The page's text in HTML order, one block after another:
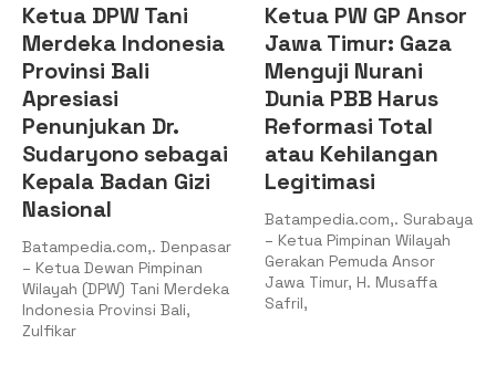
Ketua DPW Tani
Merdeka Indonesia
Provinsi Bali
Apresiasi
Penunjukan Dr.
Sudaryono sebagai
Kepala Badan Gizi
Nasional
Batampedia.com,. Denpasar
– Ketua Dewan Pimpinan
Wilayah (DPW) Tani Merdeka
Indonesia Provinsi Bali,
Zulfikar
Ketua PW GP Ansor
Jawa Timur: Gaza
Menguji Nurani
Dunia PBB Harus
Reformasi Total
atau Kehilangan
Legitimasi
Batampedia.com,. Surabaya
– Ketua Pimpinan Wilayah
Gerakan Pemuda Ansor
Jawa Timur, H. Musaffa
Safril,